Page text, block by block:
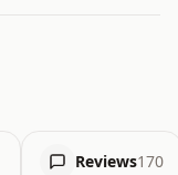
Reviews170